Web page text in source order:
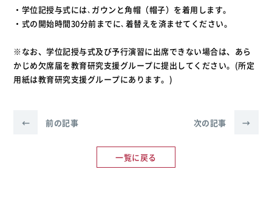
・学位記授与式には､ガウンと角帽（帽子）を着用します。
・式の開始時間30分前までに､着替えを済ませてください。
※なお、学位記授与式及び予行演習に出席できない場合は、あら
かじめ欠席届を教育研究支援グループに提出してください。(所定
用紙は教育研究支援グループにあります。)
← 前の記事
一覧に戻る
次の記事 →